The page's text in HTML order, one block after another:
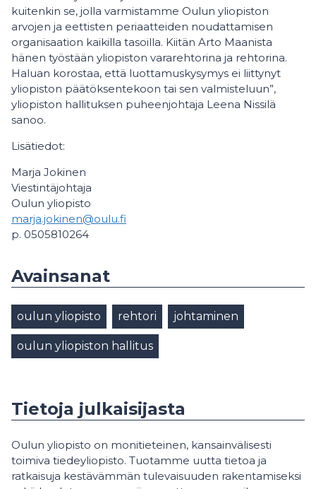
kuitenkin se, jolla varmistamme Oulun yliopiston
arvojen ja eettisten periaatteiden noudattamisen
organisaation kaikilla tasoilla. Kiitän Arto Maanista
hänen työstään yliopiston vararehtorina ja rehtorina.
Haluan korostaa, että luottamuskysymys ei liittynyt
yliopiston päätöksentekoon tai sen valmisteluun”,
yliopiston hallituksen puheenjohtaja Leena Nissilä
sanoo.
Lisätiedot:
Marja Jokinen
Viestintäjohtaja
Oulun yliopisto
marja.jokinen@oulu.fi
p. 0505810264
Avainsanat
oulun yliopisto rehtori johtaminen
oulun yliopiston hallitus
Tietoja julkaisijasta
Oulun yliopisto on monitieteinen, kansainvälisesti
toimiva tiedeyliopisto. Tuotamme uutta tietoa ja
ratkaisuja kestävämmän tulevaisuuden rakentamiseksi